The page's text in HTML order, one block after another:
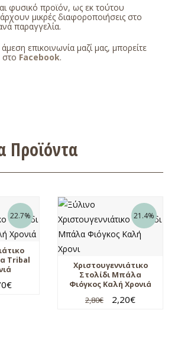
φυσικό προϊόν, ως εκ τούτου
μικρές διαφοροποιήσεις στο
παραγγελία.
επικοινωνία μαζί μας, μπορείτε
στο Facebook.
Προϊόντα
22.7%
Tribal
€
21.4%
Χριστουγεννιάτικο
Στολίδι Μπάλα
Φιόγκος Καλή Χρονιά
2,80€ 2,20€